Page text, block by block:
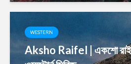
WESTERN
Aksho Raifel | একশো